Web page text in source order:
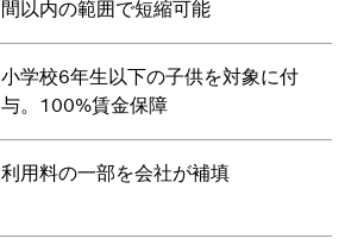
間以内の範囲で短縮可能
小学校6年生以下の子供を対象に付
与。100%賃金保障
利用料の一部を会社が補填